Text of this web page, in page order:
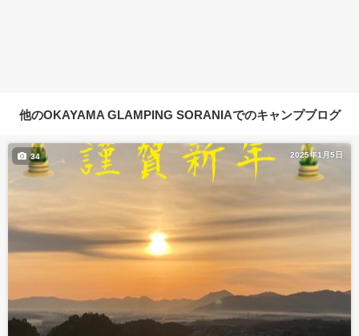
他のOKAYAMA GLAMPING SORANIAでのキャンプブログ
2025年1月5日
34